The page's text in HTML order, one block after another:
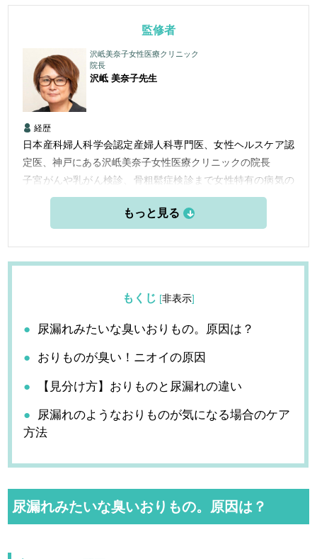
監修者
沢岻美奈子女性医療クリニック
院長
沢岻 美奈子先生
経歴
日本産科婦人科学会認定産婦人科専門医、女性ヘルスケア認
定医、神戸にある沢岻美奈子女性医療クリニックの院長
子宮がんや乳がん検診、骨粗鬆症検診まで女性特有の病気の
早期発見のための検診を行なってい更年期を中心にホルモン
や漢方治療だけでなく、カウンセリングや栄養療法もとりい
女性のヘルスリテラシー向上のために実際の診察室の中での
患者さんとのやりとりなどをインスタグラムで毎週配信中。
もくじ [非表示]
尿漏れみたいな臭いおりもの。原因は？
おりものが臭い！ニオイの原因
【見分け方】おりものと尿漏れの違い
尿漏れのようなおりものが気になる場合のケア
方法
尿漏れみたいな臭いおりもの。原因は？